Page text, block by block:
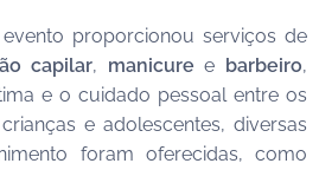
proporcionou serviços de
capilar, manicure e barbeiro,
e o cuidado pessoal entre os
e adolescentes, diversas
foram oferecidas, como